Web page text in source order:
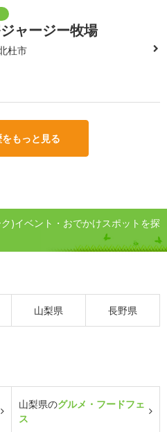
ャージー牧場
杜市
もっと見る
)イベント・おでかけスポットを探
山梨県 長野県
山梨県のグルメ・フードフェ
ス